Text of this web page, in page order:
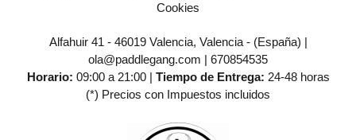
Cookies
Alfahuir 41 - 46019 Valencia, Valencia - (España) |
ola@paddlegang.com | 670854535
Horario: 09:00 a 21:00 | Tiempo de Entrega: 24-48 horas
(*) Precios con Impuestos incluidos